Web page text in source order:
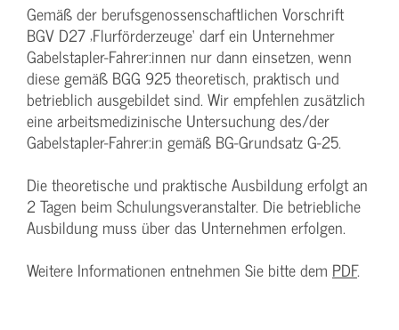
Gemäß der berufsgenossenschaftlichen Vorschrift
BGV D27 ‚Flurförderzeuge‘ darf ein Unternehmer
Gabelstapler-Fahrer:innen nur dann einsetzen, wenn
diese gemäß BGG 925 theoretisch, praktisch und
betrieblich ausgebildet sind. Wir empfehlen zusätzlich
eine arbeitsmedizinische Untersuchung des/der
Gabelstapler-Fahrer:in gemäß BG-Grundsatz G-25.
Die theoretische und praktische Ausbildung erfolgt an
2 Tagen beim Schulungsveranstalter. Die betriebliche
Ausbildung muss über das Unternehmen erfolgen.
Weitere Informationen entnehmen Sie bitte dem PDF.